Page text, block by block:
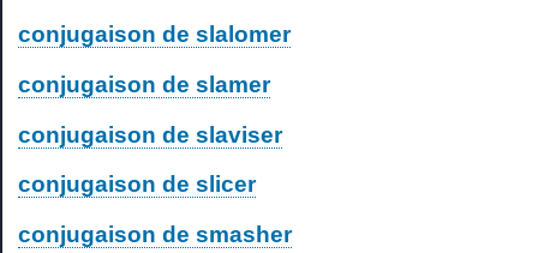
conjugaison de slalomer
conjugaison de slamer
conjugaison de slaviser
conjugaison de slicer
conjugaison de smasher